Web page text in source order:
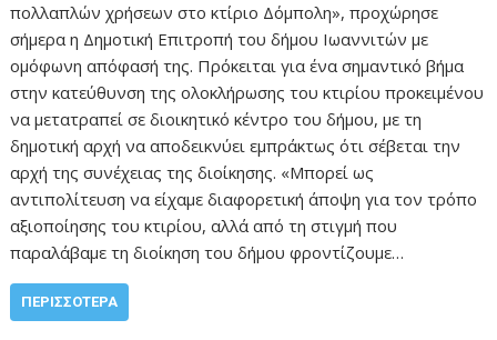
πολλαπλών χρήσεων στο κτίριο Δόμπολη», προχώρησε
σήμερα η Δημοτική Επιτροπή του δήμου Ιωαννιτών με
ομόφωνη απόφασή της. Πρόκειται για ένα σημαντικό βήμα
στην κατεύθυνση της ολοκλήρωσης του κτιρίου προκειμένου
να μετατραπεί σε διοικητικό κέντρο του δήμου, με τη
δημοτική αρχή να αποδεικνύει εμπράκτως ότι σέβεται την
αρχή της συνέχειας της διοίκησης. «Μπορεί ως
αντιπολίτευση να είχαμε διαφορετική άποψη για τον τρόπο
αξιοποίησης του κτιρίου, αλλά από τη στιγμή που
παραλάβαμε τη διοίκηση του δήμου φροντίζουμε…
ΠΕΡΙΣΣΌΤΕΡΑ